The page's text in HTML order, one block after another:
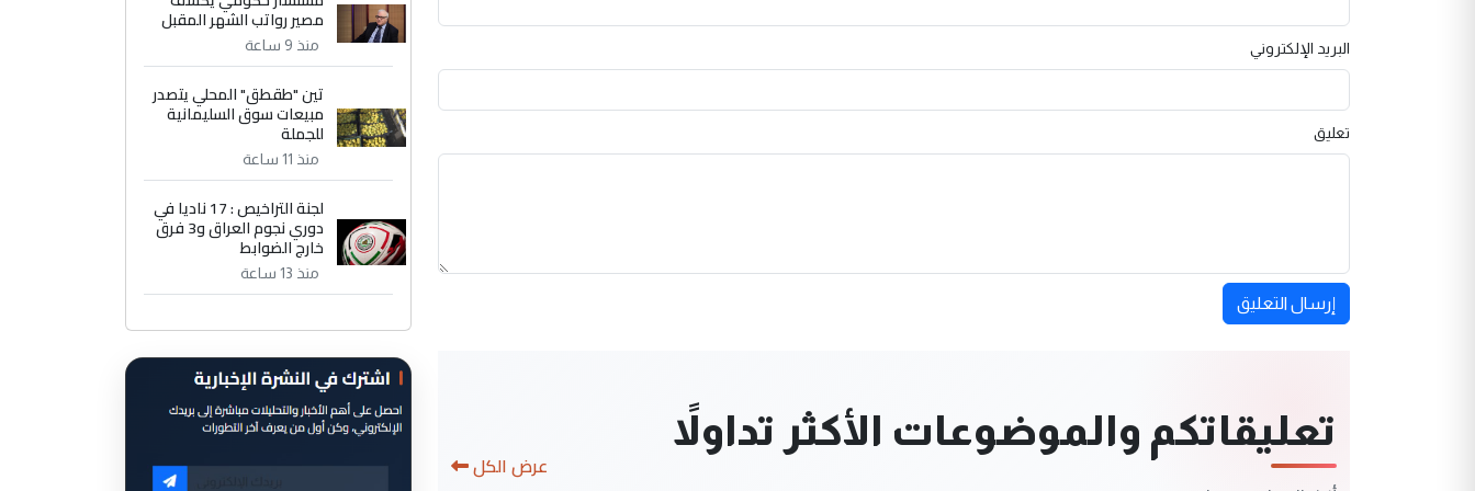
البريد الإلكتروني
تعليق
إرسال التعليق
تعليقاتكم والموضوعات الأكثر تداولاً
عرض الكل
مصير رواتب الشهر المقبل
منذ 9 ساعة
تين "طقطق" المحلي يتصدر
مبيعات سوق السليمانية
للجملة
منذ 11 ساعة
لجنة التراخيص : 17 ناديا في
دوري نجوم العراق و3 فرق
خارج الضوابط
منذ 13 ساعة